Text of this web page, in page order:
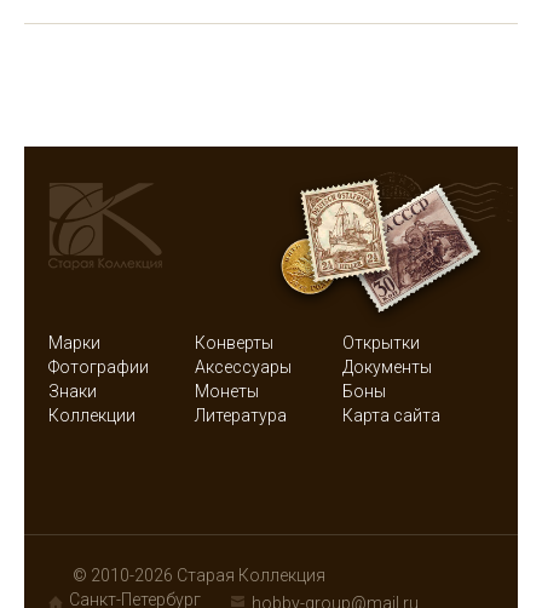
Марки Конверты
Открытки
Фотографии
Аксессуары
Документы
Знаки
Монеты
Боны
Коллекции
Литература Карта сайта
© 2010-2026 Старая Коллекция
Санкт-Петербург
hobby-group@mail.ru